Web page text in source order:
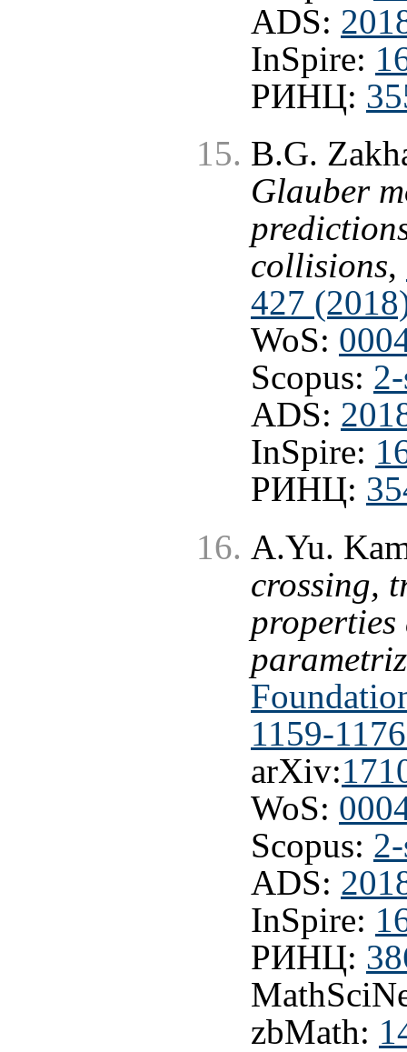
ADS:
InSpire:
РИНЦ:
B.G.
Glauber
collisions,
427
WoS:
Scopus:
ADS:
InSpire:
РИНЦ:
A.Yu.
crossing,
properties
1159-
arXiv:
WoS:
Scopus:
ADS:
InSpire:
РИНЦ:
zbMath: